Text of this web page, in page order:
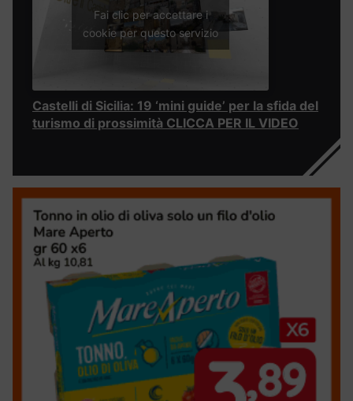
Fai clic per accettare i
cookie per questo servizio
Castelli di Sicilia: 19 ‘mini guide’ per la sfida del
turismo di prossimità CLICCA PER IL VIDEO